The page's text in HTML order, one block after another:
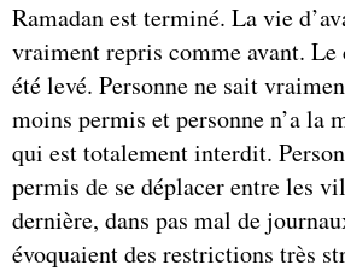
Ramadan est terminé. La vie
vraiment repris comme avant. Le
été levé. Personne ne sait
moins permis et personne n’a la
qui est totalement interdit.
permis de se déplacer entre les
dernière, dans pas mal de
évoquaient des restrictions très